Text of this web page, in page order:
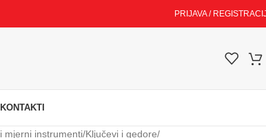
PRIJAVA /
KONTAKTI
mjerni instrumenti/Ključevi i gedore/